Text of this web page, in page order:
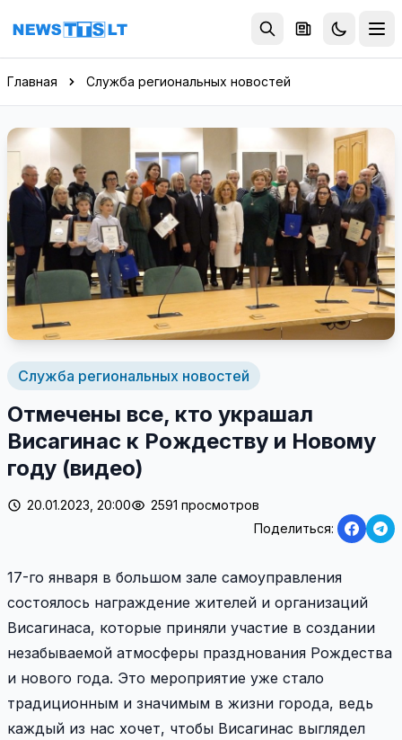
Перейти к содержимому
Главная Служба региональных новостей
Служба региональных новостей
Отмечены все, кто украшал
Висагинас к Рождеству и Новому
году (видео)
20.01.2023, 20:00
2591 просмотров
Поделиться:
17-го января в большом зале самоуправления
состоялось награждение жителей и организаций
Висагинаса, которые приняли участие в создании
незабываемой атмосферы празднования Рождества
и нового года. Это мероприятие уже стало
традиционным и значимым в жизни города, ведь
каждый из нас хочет, чтобы Висагинас выглядел